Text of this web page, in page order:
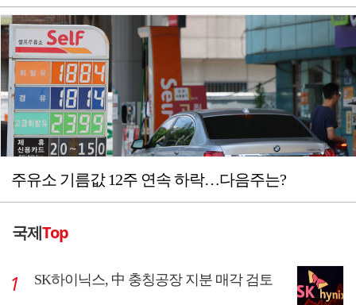
주유소 기름값 12주 연속 하락…다음주는?
국제Top
SK하이닉스, 中 충칭공장 지분 매각 검토